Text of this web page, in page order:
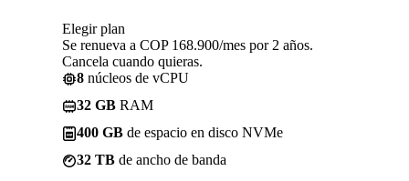
Elegir plan
Se renueva a COP 168.900/mes por 2 años.
Cancela cuando quieras.
8 núcleos de vCPU
32 GB RAM
400 GB de espacio en disco NVMe
32 TB de ancho de banda